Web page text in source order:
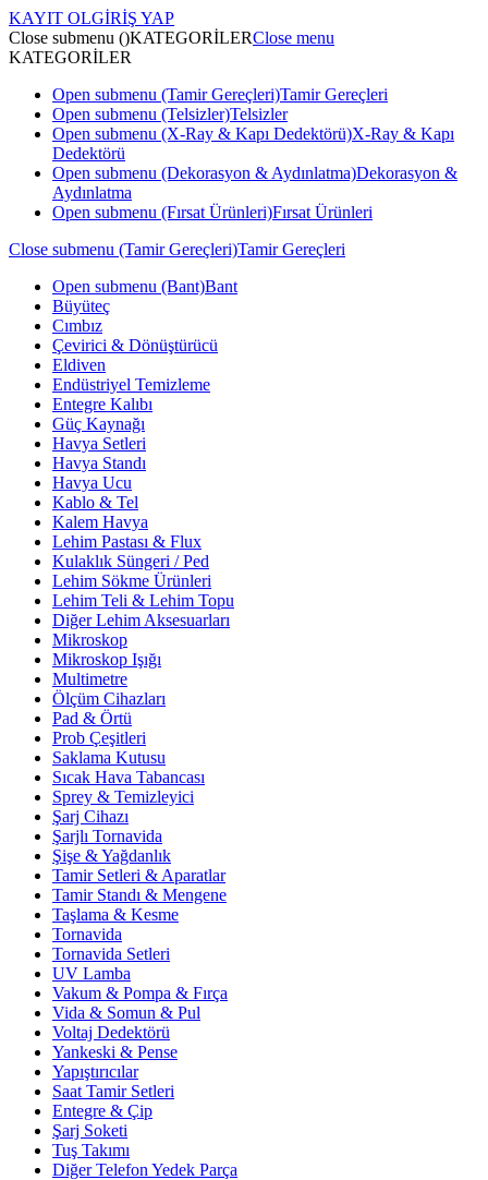
KAYIT OLGİRİŞ YAP
Close submenu ()KATEGORİLERClose menu
KATEGORİLER
Open submenu (Tamir Gereçleri)Tamir Gereçleri
Open submenu (Telsizler)Telsizler
Open submenu (X-Ray & Kapı Dedektörü)X-Ray & Kapı
Dedektörü
Open submenu (Dekorasyon & Aydınlatma)Dekorasyon &
Aydınlatma
Open submenu (Fırsat Ürünleri)Fırsat Ürünleri
Close submenu (Tamir Gereçleri)Tamir Gereçleri
Open submenu (Bant)Bant
Büyüteç
Cımbız
Çevirici & Dönüştürücü
Eldiven
Endüstriyel Temizleme
Entegre Kalıbı
Güç Kaynağı
Havya Setleri
Havya Standı
Havya Ucu
Kablo & Tel
Kalem Havya
Lehim Pastası & Flux
Kulaklık Süngeri / Ped
Lehim Sökme Ürünleri
Lehim Teli & Lehim Topu
Diğer Lehim Aksesuarları
Mikroskop
Mikroskop Işığı
Multimetre
Ölçüm Cihazları
Pad & Örtü
Prob Çeşitleri
Saklama Kutusu
Sıcak Hava Tabancası
Sprey & Temizleyici
Şarj Cihazı
Şarjlı Tornavida
Şişe & Yağdanlık
Tamir Setleri & Aparatlar
Tamir Standı & Mengene
Taşlama & Kesme
Tornavida
Tornavida Setleri
UV Lamba
Vakum & Pompa & Fırça
Vida & Somun & Pul
Voltaj Dedektörü
Yankeski & Pense
Yapıştırıcılar
Saat Tamir Setleri
Entegre & Çip
Şarj Soketi
Tuş Takımı
Diğer Telefon Yedek Parça